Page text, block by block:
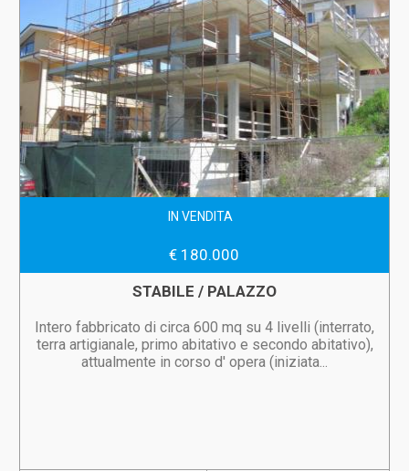
IN VENDITA
€ 180.000
STABILE / PALAZZO
Intero fabbricato di circa 600 mq su 4 livelli (interrato,
terra artigianale, primo abitativo e secondo abitativo),
attualmente in corso d' opera (iniziata...